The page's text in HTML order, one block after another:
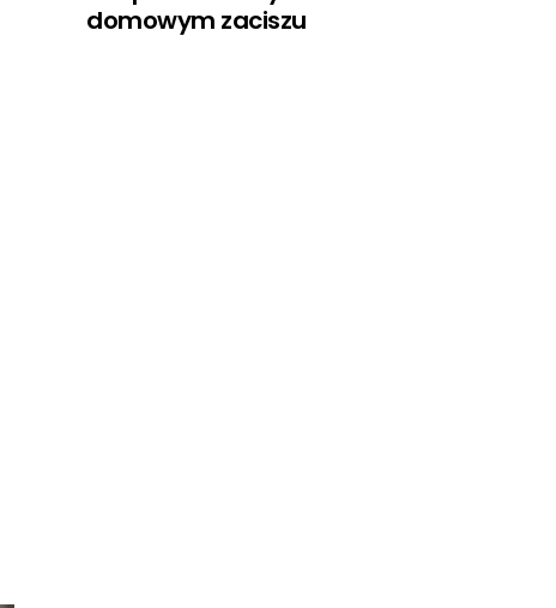
domowym zaciszu